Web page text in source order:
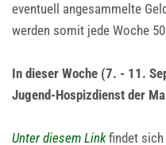
eventuell angesammelte
werden somit jede Woche
In dieser Woche (7. - 11.
Jugend-Hospizdienst der
Unter diesem Linkfindet sich